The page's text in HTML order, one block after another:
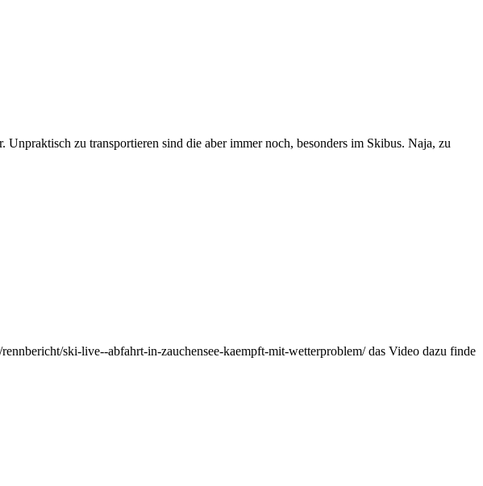
zu transportieren sind die aber immer noch, besonders im Skibus. Naja, zu
ski-live--abfahrt-in-zauchensee-kaempft-mit-wetterproblem/ das Video dazu finde